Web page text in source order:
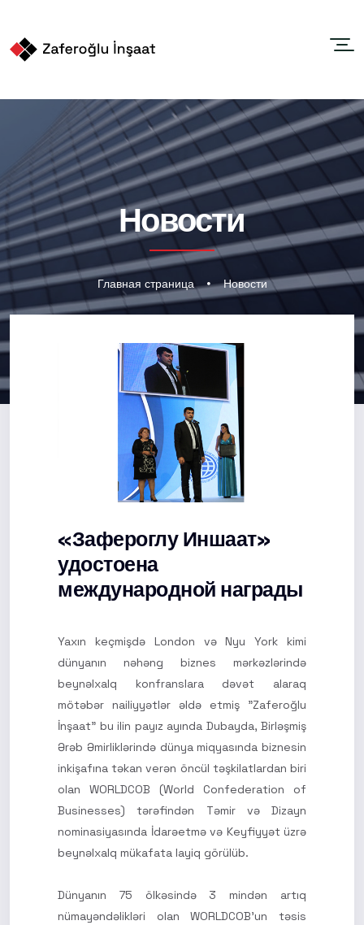
Новости
Главная страница Новости
«Зафероглу Иншаат»
удостоена
международной награды
Yaxın keçmişdə London və Nyu York kimi
dünyanın nəhəng biznes mərkəzlərində
beynəlxalq konfranslara dəvət alaraq
mötəbər nailiyyətlər əldə etmiş "Zaferoğlu
İnşaat" bu ilin payız ayında Dubayda, Birləşmiş
Ərəb Əmirliklərində dünya miqyasında biznesin
inkişafına təkan verən öncül təşkilatlardan biri
olan WORLDCOB (World Confederation of
Businesses) tərəfindən Təmir və Dizayn
nominasiyasında İdarəetmə və Keyfiyyət üzrə
beynəlxalq mükafata layiq görülüb.
Dünyanın 75 ölkəsində 3 mindən artıq
nümayəndəlikləri olan WORLDCOB'un təsis